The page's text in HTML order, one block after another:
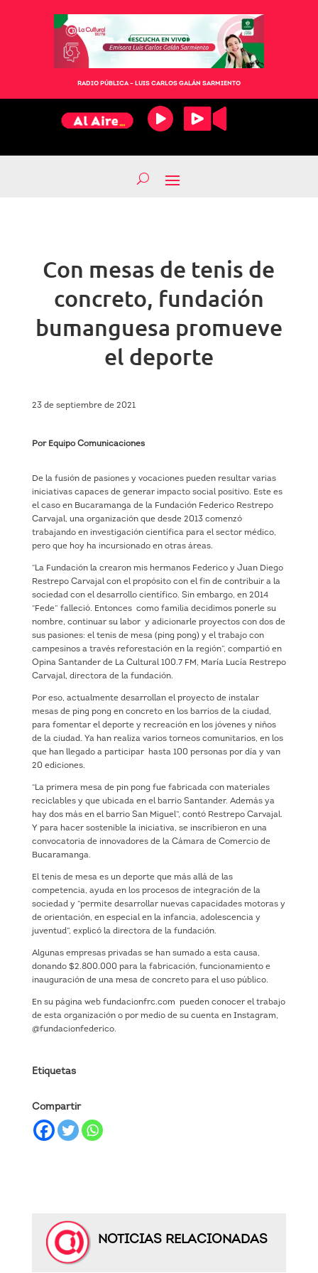
RADIO PÚBLICA – LUIS CARLOS GALÁN SARMIENTO
Con mesas de tenis de
concreto, fundación
bumanguesa promueve
el deporte
23 de septiembre de 2021
Por Equipo Comunicaciones
De la fusión de pasiones y vocaciones pueden resultar varias
iniciativas capaces de generar impacto social positivo. Este es
el caso en Bucaramanga de la Fundación Federico Restrepo
Carvajal, una organización que desde 2013 comenzó
trabajando en investigación científica para el sector médico,
pero que hoy ha incursionado en otras áreas.
“La Fundación la crearon mis hermanos Federico y Juan Diego
Restrepo Carvajal con el propósito con el fin de contribuir a la
sociedad con el desarrollo científico. Sin embargo, en 2014
“Fede” falleció. Entonces como familia decidimos ponerle su
nombre, continuar su labor y adicionarle proyectos con dos de
sus pasiones: el tenis de mesa (ping pong) y el trabajo con
campesinos a través reforestación en la región”, compartió en
Opina Santander de La Cultural 100.7 FM, María Lucía Restrepo
Carvajal, directora de la fundación.
Por eso, actualmente desarrollan el proyecto de instalar
mesas de ping pong en concreto en los barrios de la ciudad,
para fomentar el deporte y recreación en los jóvenes y niños
de la ciudad. Ya han realiza varios torneos comunitarios, en los
que han llegado a participar hasta 100 personas por día y van
20 ediciones.
“La primera mesa de pin pong fue fabricada con materiales
reciclables y que ubicada en el barrio Santander. Además ya
hay dos más en el barrio San Miguel”, contó Restrepo Carvajal.
Y para hacer sostenible la iniciativa, se inscribieron en una
convocatoria de innovadores de la Cámara de Comercio de
Bucaramanga.
El tenis de mesa es un deporte que más allá de las
competencia, ayuda en los procesos de integración de la
sociedad y “permite desarrollar nuevas capacidades motoras y
de orientación, en especial en la infancia, adolescencia y
juventud”, explicó la directora de la fundación.
Algunas empresas privadas se han sumado a esta causa,
donando $2.800.000 para la fabricación, funcionamiento e
inauguración de una mesa de concreto para el uso público.
En su página web fundacionfrc.com pueden conocer el trabajo
de esta organización o por medio de su cuenta en Instagram,
@fundacionfederico.
Etiquetas
Compartir
NOTICIAS RELACIONADAS